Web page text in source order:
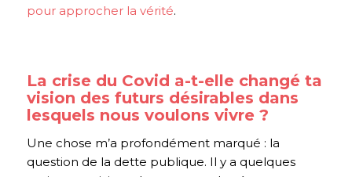
pour approcher la vérité.
La crise du Covid a-t-elle changé ta
vision des futurs désirables dans
lesquels nous voulons vivre ?
Une chose m’a profondément marqué : la
question de la dette publique. Il y a quelques